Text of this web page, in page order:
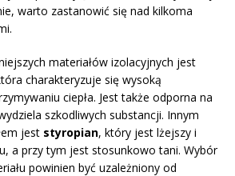
warto zastanowić się nad kilkoma
materiałów izolacyjnych jest
charakteryzuje się wysoką
ciepła. Jest także odporna na
szkodliwych substancji. Innym
jest styropian, który jest lżejszy i
a przy tym jest stosunkowo tani. Wybór
powinien być uzależniony od